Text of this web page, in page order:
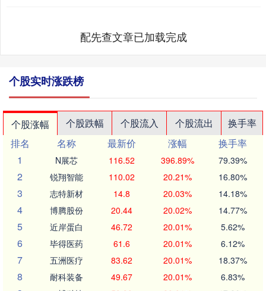
配先查文章已加载完成
个股实时涨跌榜
个股涨幅 个股跌幅 个股流入 个股流出
换手率
排名
名称 最新价 涨幅
换手率
1
N展芯 116.52 396.89% 79.39%
2 锐翔智能 110.02 20.21% 16.80%
3 志特新材 14.8 20.03% 14.18%
4 博腾股份 20.44 20.02% 14.77%
5 近岸蛋白 46.72 20.01% 5.62%
6 毕得医药 61.6 20.01% 6.12%
7 五洲医疗 83.62 20.01% 18.37%
8 耐科装备 49.67 20.01% 6.83%